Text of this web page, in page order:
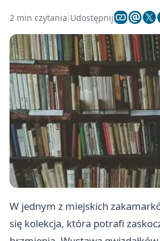
2 min czytania Udostępnij
W jednym z miejskich
się kolekcja, która potrafi